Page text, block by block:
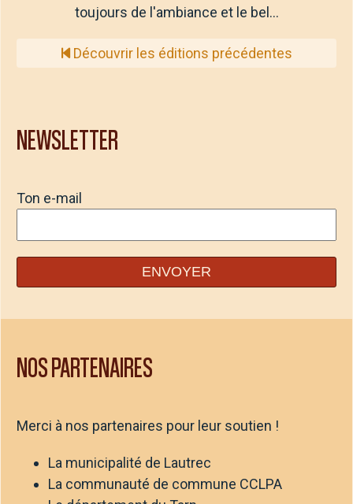
toujours de l'ambiance et le bel…
Découvrir les éditions précédentes
NEWSLETTER
Ton e-mail
NOS PARTENAIRES
Merci à nos partenaires pour leur soutien !
La municipalité de Lautrec
La communauté de commune CCLPA